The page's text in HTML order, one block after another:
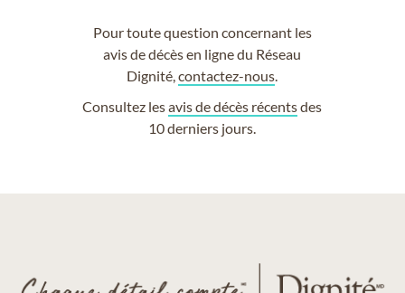
Pour toute question concernant les
avis de décès en ligne du Réseau
Dignité,contactez-nous
Consultez lesavis de décès récentsdes
10 derniers jours.